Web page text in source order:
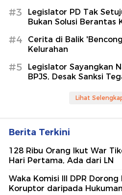
#3
Legislator PD Tak
Bukan Solusi Berantas
#4
Cerita di Balik
Kelurahan
#5
Legislator Sayangkan
BPJS, Desak Sanksi
Lihat
Berita Terkini
128 Ribu Orang Ikut War
Hari Pertama, Ada dari LN
Waka Komisi III DPR
Koruptor daripada